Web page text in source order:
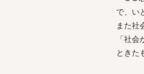
で、い
また社
「社
ときた